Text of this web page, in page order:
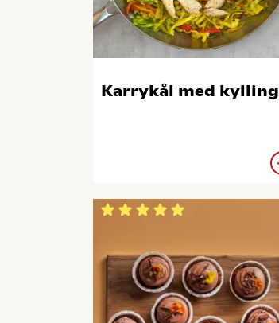
Karrykål med kylling